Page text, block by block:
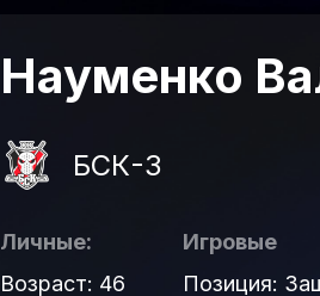
Науменко
БСК-3
Личные:
Возраст: 46
Игровые
Позиция: